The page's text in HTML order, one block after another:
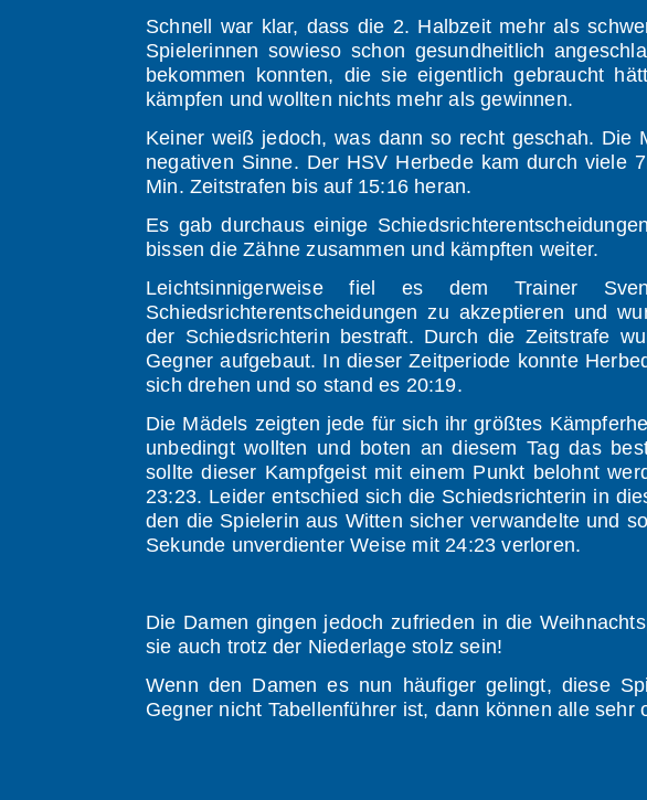
Schnell war klar, dass die 2. Halbzeit mehr als
Spielerinnen sowieso schon gesundheitlich
bekommen konnten, die sie eigentlich gebraucht
kämpfen und wollten nichts mehr als gewinnen.
Keiner weiß jedoch, was dann so recht geschah. Die
negativen Sinne. Der HSV Herbede kam durch viele
Min. Zeitstrafen bis auf 15:16 heran.
Es gab durchaus einige
bissen die Zähne zusammen und kämpften weiter.
Leichtsinnigerweise fiel es dem Trainer
Schiedsrichterentscheidungen zu akzeptieren und
der Schiedsrichterin bestraft. Durch die Zeitstrafe
Gegner aufgebaut. In dieser Zeitperiode konnte
sich drehen und so stand es 20:19.
Die Mädels zeigten jede für sich ihr größtes
unbedingt wollten und boten an diesem Tag das
sollte dieser Kampfgeist mit einem Punkt belohnt
23:23. Leider entschied sich die Schiedsrichterin in
den die Spielerin aus Witten sicher verwandelte und
Sekunde unverdienter Weise mit 24:23 verloren.
Die Damen gingen jedoch zufrieden in die
sie auch trotz der Niederlage stolz sein!
Wenn den Damen es nun häufiger gelingt, diese
Gegner nicht Tabellenführer ist, dann können alle